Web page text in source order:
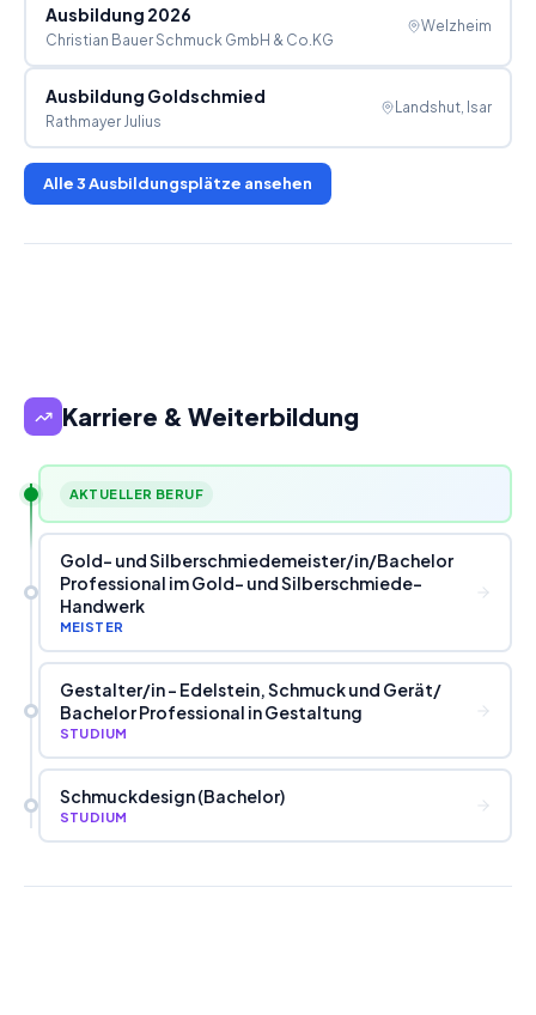
Ausbildung 2026
Christian Bauer Schmuck GmbH & Co.KG
Welzheim
Ausbildung Goldschmied
Rathmayer Julius
Landshut, Isar
Alle3Ausbildungsplätze ansehen
Karriere & Weiterbildung
AKTUELLER BERUF
Gold- und Silberschmiedemeister/in/Bachelor
Professional im Gold- und Silberschmiede-
Handwerk
MEISTER
Gestalter/in - Edelstein, Schmuck und Gerät/
Bachelor Professional in Gestaltung
STUDIUM
Schmuckdesign (Bachelor)
STUDIUM